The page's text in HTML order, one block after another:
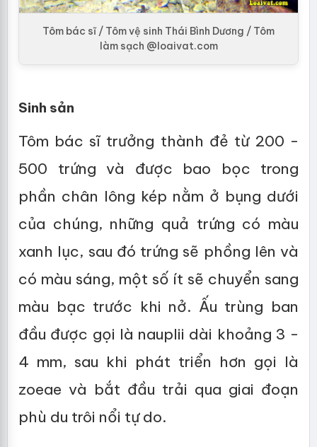
Tôm bác sĩ / Tôm vệ sinh Thái Bình Dương / Tôm
làm sạch @loaivat.com
Sinh sản
Tôm bác sĩ trưởng thành đẻ từ 200 -
500 trứng và được bao bọc trong
phần chân lông kép nằm ở bụng dưới
của chúng, những quả trứng có màu
xanh lục, sau đó trứng sẽ phồng lên và
có màu sáng, một số ít sẽ chuyển sang
màu bạc trước khi nở. Ấu trùng ban
đầu được gọi là nauplii dài khoảng 3 -
4 mm, sau khi phát triển hơn gọi là
zoeae và bắt đầu trải qua giai đoạn
phù du trôi nổi tự do.